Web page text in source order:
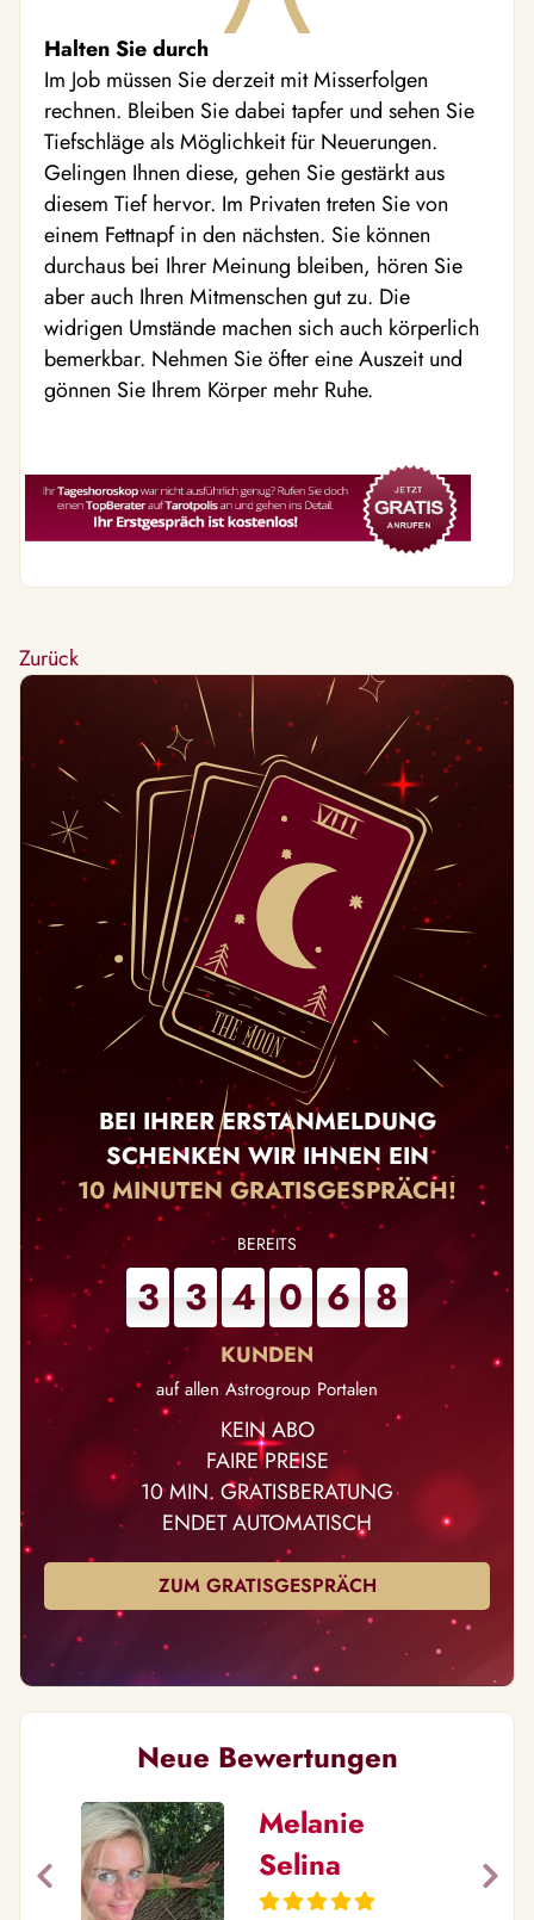
Halten Sie durch
Im Job müssen Sie derzeit mit Misserfolgen
rechnen. Bleiben Sie dabei tapfer und sehen Sie
Tiefschläge als Möglichkeit für Neuerungen.
Gelingen Ihnen diese, gehen Sie gestärkt aus
diesem Tief hervor. Im Privaten treten Sie von
einem Fettnapf in den nächsten. Sie können
durchaus bei Ihrer Meinung bleiben, hören Sie
aber auch Ihren Mitmenschen gut zu. Die
widrigen Umstände machen sich auch körperlich
bemerkbar. Nehmen Sie öfter eine Auszeit und
gönnen Sie Ihrem Körper mehr Ruhe.
Zurück
BEI IHRER ERSTANMELDUNG
SCHENKEN WIR IHNEN EIN
10 MINUTEN GRATISGESPRÄCH!
3 3 4 0 6 8
auf allen Astrogroup Portalen
KEIN ABO
FAIRE PREISE
10 MIN. GRATISBERATUNG
ENDET AUTOMATISCH
ZUM GRATISGESPRÄCH
Neue Bewertungen
Melanie
Selina